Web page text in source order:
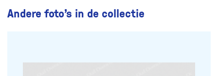
Andere foto’s in de collectie